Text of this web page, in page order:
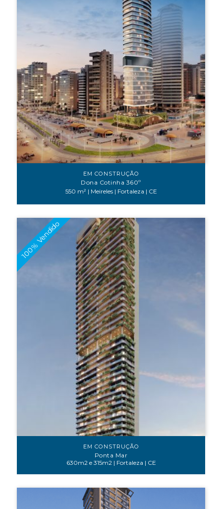
EM CONSTRUÇÃO
Dona Cotinha 360º
550 m² | Meireles | Fortaleza | CE
100% Vendido
EM CONSTRUÇÃO
Ponta Mar
630m2 e 315m2 | Fortaleza | CE